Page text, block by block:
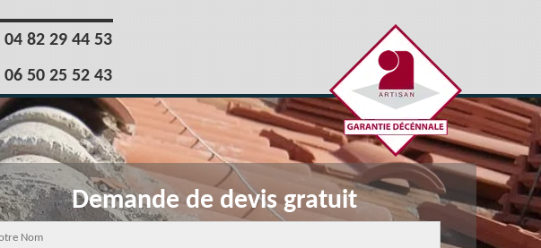
04 82 29 44 53
06 50 25 52 43
Demande de devis gratuit